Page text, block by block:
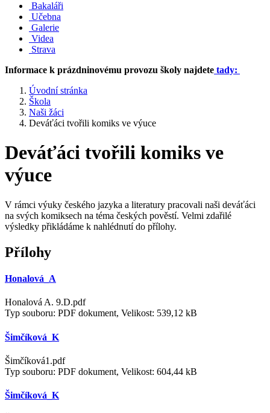
Bakaláři
Učebna
Galerie
Videa
Strava
Informace k prázdninovému provozu školy najdete tady:
Úvodní stránka
Škola
Naši žáci
Deváťáci tvořili komiks ve výuce
Deváťáci tvořili komiks ve
výuce
V rámci výuky českého jazyka a literatury pracovali naši deváťáci
na svých komiksech na téma českých pověstí. Velmi zdařilé
výsledky přikládáme k nahlédnutí do přílohy.
Přílohy
Honalová_A
Honalová A. 9.D.pdf
Typ souboru: PDF dokument, Velikost: 539,12 kB
Šimčíková_K
Šimčíková1.pdf
Typ souboru: PDF dokument, Velikost: 604,44 kB
Šimčíková_K